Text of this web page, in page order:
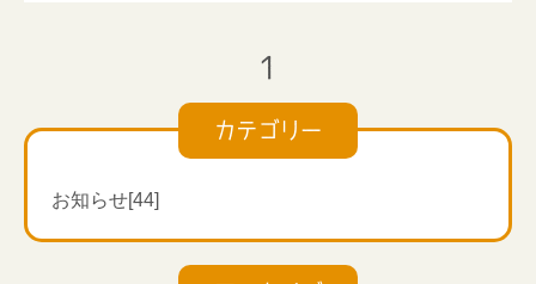
万が一、メールが届いていない場合は、お手数です
が、再度送信いただけますと幸いです。
申し訳ございませんでした。
り、お客様からのメールが正常に受信できない状況と
なっております。
現在、復旧作業を 全力で 進めておりますが、復旧ま
でにはお時間をいただく可能性がございます。
代替 メールアドレス または お問い合わせフォーム か
1
カテゴリー
お知らせ[44]